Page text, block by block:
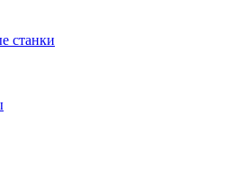
станки